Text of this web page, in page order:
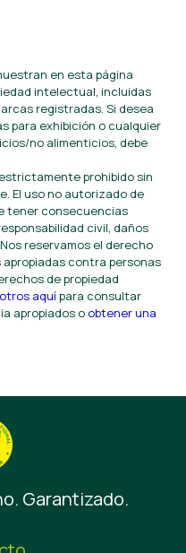
en esta página
intelectual, incluidas
registradas. Si desea
para exhibición o cualquier
no alimenticios, debe
prohibido sin
El uso no autorizado de
tener consecuencias
civil, daños
reservamos el derecho
contra personas
de propiedad
aquípara consultar
apropiados o obtener una
Garantizado.